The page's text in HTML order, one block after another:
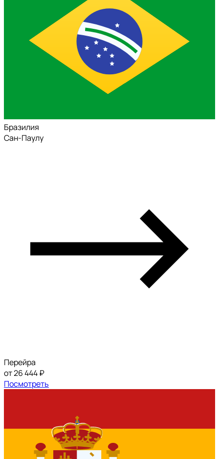
Бразилия
Сан-Паулу
Перейра
от 26 444 ₽
Посмотреть